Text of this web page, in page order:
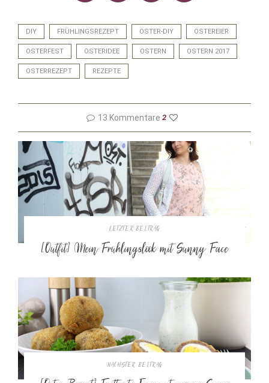
DIY FRÜHLINGSREZEPT OSTER-DIY OSTEREIER
OSTERFEST OSTERIDEE OSTERN OSTERN 2017
OSTERREZEPT REZEPTE
13 Kommentare 2
LETZTER BEITRAG
[Outfit] Mein Frühlingslook mit Sunny Face
NÄCHSTER BEITRAG